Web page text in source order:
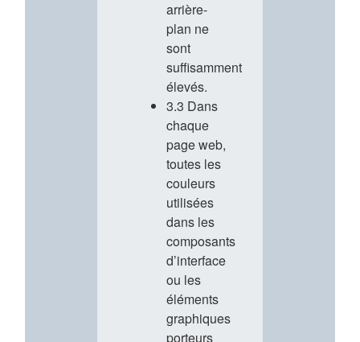
arrière-
plan ne
sont
suffisamment
élevés.
3.3 Dans
chaque
page web,
toutes les
couleurs
utilisées
dans les
composants
d’interface
ou les
éléments
graphiques
porteurs